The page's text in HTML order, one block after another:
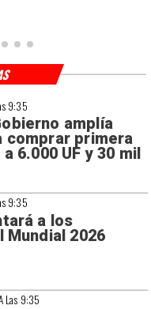
9:35
amplía
comprar primera
6.000 UF y 30 mil
9:35
a los
2026
Las 9:35